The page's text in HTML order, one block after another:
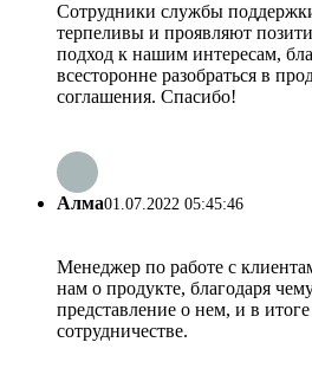
Сотрудники службы
терпеливы и проявляют
подход к нашим интересам,
всесторонне разобраться в
соглашения. Спасибо!
Алма01.07.2022 05:45:46
Менеджер по работе с
нам о продукте, благодаря
представление о нем, и в
сотрудничестве.